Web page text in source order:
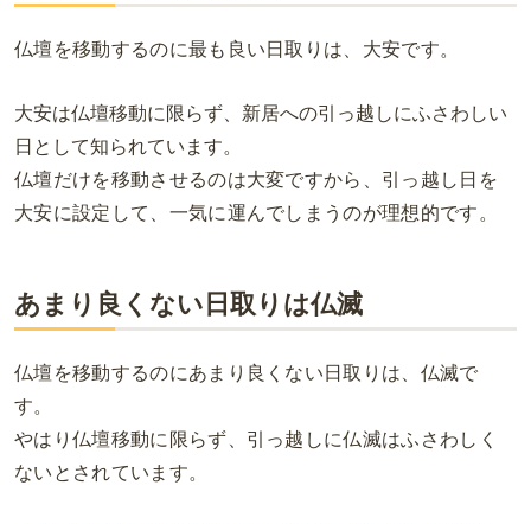
仏壇を移動するのに最も良い日取りは、大安です。
大安は仏壇移動に限らず、新居への引っ越しにふさわしい
日として知られています。
仏壇だけを移動させるのは大変ですから、引っ越し日を
大安に設定して、一気に運んでしまうのが理想的です。
あまり良くない日取りは仏滅
仏壇を移動するのにあまり良くない日取りは、仏滅で
す。
やはり仏壇移動に限らず、引っ越しに仏滅はふさわしく
ないとされています。